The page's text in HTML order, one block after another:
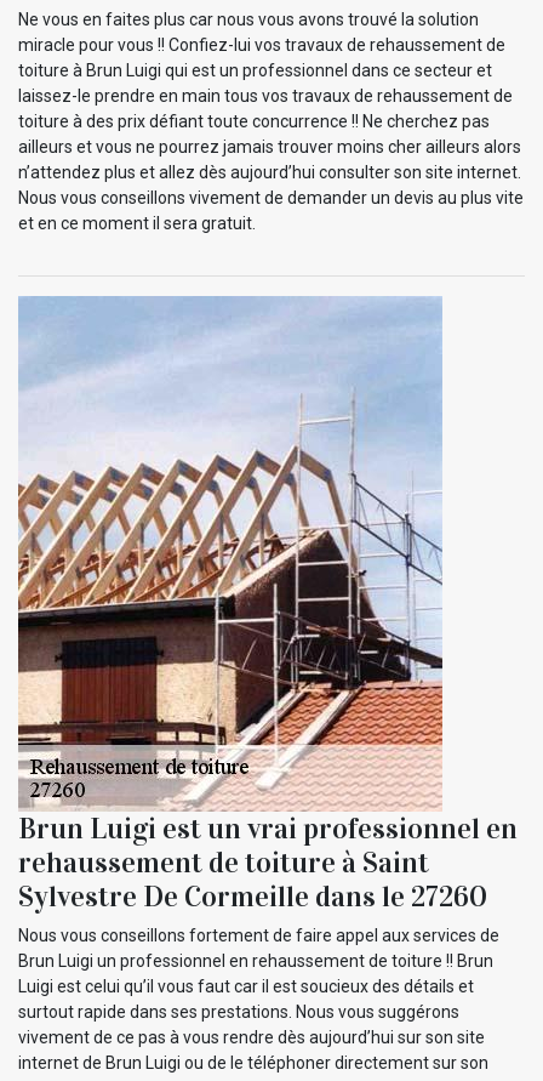
Ne vous en faites plus car nous vous avons trouvé la solution
miracle pour vous !! Confiez-lui vos travaux de rehaussement de
toiture à Brun Luigi qui est un professionnel dans ce secteur et
laissez-le prendre en main tous vos travaux de rehaussement de
toiture à des prix défiant toute concurrence !! Ne cherchez pas
ailleurs et vous ne pourrez jamais trouver moins cher ailleurs alors
n’attendez plus et allez dès aujourd’hui consulter son site internet.
Nous vous conseillons vivement de demander un devis au plus vite
et en ce moment il sera gratuit.
Brun Luigi est un vrai professionnel en
rehaussement de toiture à Saint
Sylvestre De Cormeille dans le 27260
Nous vous conseillons fortement de faire appel aux services de
Brun Luigi un professionnel en rehaussement de toiture !! Brun
Luigi est celui qu’il vous faut car il est soucieux des détails et
surtout rapide dans ses prestations. Nous vous suggérons
vivement de ce pas à vous rendre dès aujourd’hui sur son site
internet de Brun Luigi ou de le téléphoner directement sur son